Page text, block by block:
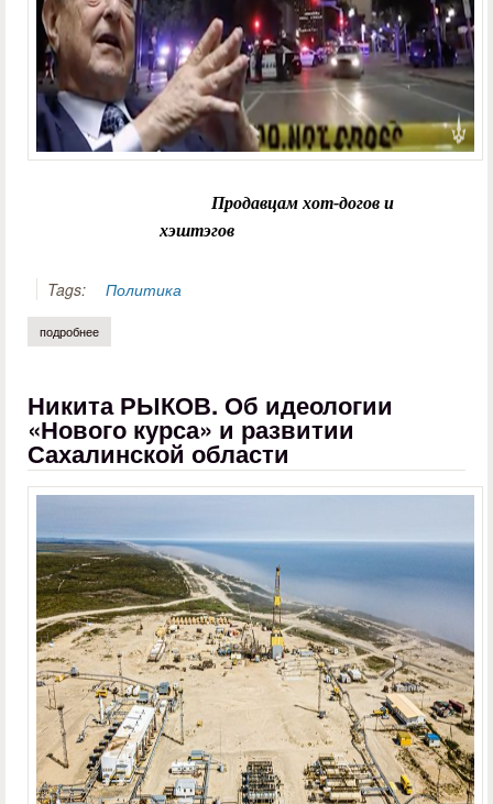
Продавцам хот-догов и
хэштэгов
Tags: Политика
подробнее
Никита РЫКОВ. Об идеологии
«Нового курса» и развитии
Сахалинской области